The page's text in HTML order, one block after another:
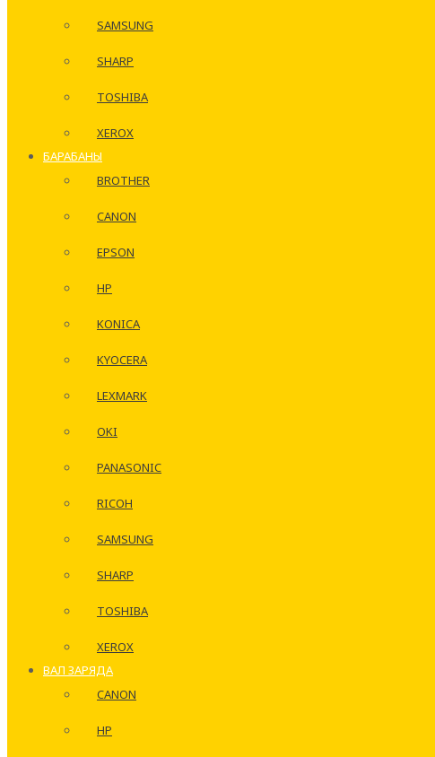
SAMSUNG
SHARP
TOSHIBA
XEROX
БАРАБАНЫ
BROTHER
CANON
EPSON
HP
KONICA
KYOCERA
LEXMARK
OKI
PANASONIC
RICOH
SAMSUNG
SHARP
TOSHIBA
XEROX
ВАЛ ЗАРЯДА
CANON
HP